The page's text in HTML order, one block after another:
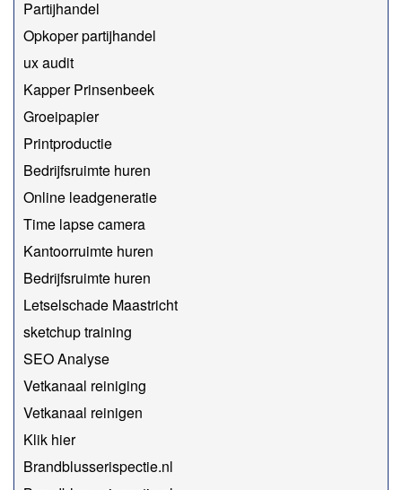
Partijhandel
Opkoper partijhandel
ux audit
Kapper Prinsenbeek
Groeipapier
Printproductie
Bedrijfsruimte huren
Online leadgeneratie
Time lapse camera
Kantoorruimte huren
Bedrijfsruimte huren
Letselschade Maastricht
sketchup training
SEO Analyse
Vetkanaal reiniging
Vetkanaal reinigen
Klik hier
Brandblusserispectie.nl